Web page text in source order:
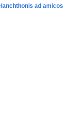
ad amicos